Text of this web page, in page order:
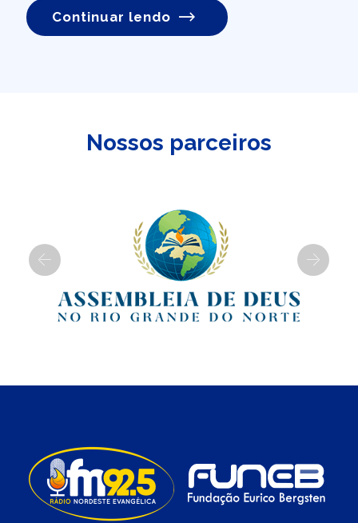
Continuar lendo
Nossos parceiros
Previous Next